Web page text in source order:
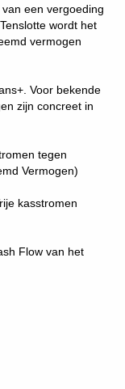
een vergoeding
wordt het
vermogen
Voor bekende
zijn concreet in
tegen
Vermogen)
kasstromen
Flow van het